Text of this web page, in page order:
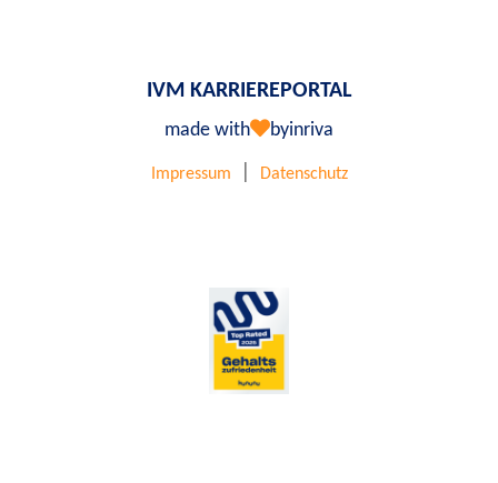
IVM KARRIEREPORTAL
made with byinriva
Impressum Datenschutz